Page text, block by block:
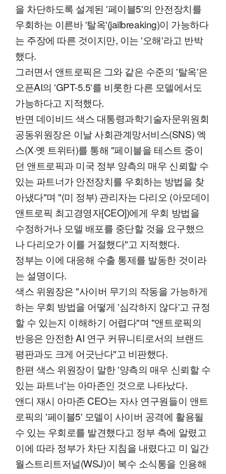
을 차단하도록 설계된 '페이블5'의 안전장치를
우회하는 이른바 '탈옥'(jailbreaking)이 가능하다
는 주장에 따른 것이지만, 이는 '오해'라고 반박
했다.
그러면서 앤트로픽은 그와 같은 수준의 '탈옥'은
오픈AI의 'GPT-5.5'를 비롯한 다른 모델에서도
가능하다고 지적했다.
반면 데이비드 색스 대통령과학기술자문위원회
공동위원장은 이날 사회관계망서비스(SNS) 엑
스(X·옛 트위터)를 통해 "페이블을 테스트 중이
던 앤트로픽과 미국 정부 양측의 매우 신뢰할 수
있는 파트너가 안전장치를 우회하는 방법을 찾
아냈다"며 "(미 정부) 관리자는 다리오 (아모데이
앤트로픽 최고경영자[CEO])에게 우회 방법을
수정하거나 모델 배포를 중단할 것을 요구했으
나 다리오가 이를 거절했다"고 지적했다.
정부는 이에 대응해 수출 통제를 발동한 것이라
는 설명이다.
색스 위원장은 "사이버 무기의 작동을 가능하게
하는 우회 방법을 어떻게 '심각하지 않다'고 규정
할 수 있는지 이해하기 어렵다"며 "앤트로픽의
반응은 안전한 AI 연구 커뮤니티로서의 브랜드
평판과도 크게 어긋난다"고 비판했다.
한편 색스 위원장이 말한 '양측의 매우 신뢰할 수
있는 파트너'는 아마존인 것으로 나타났다.
앤디 재시 아마존 CEO는 자사 연구원들이 앤트
로픽의 '페이블5' 모델이 사이버 공격에 활용될
수 있는 우회로를 발견했다고 정부 측에 알렸고
이에 따라 정부가 차단 지침을 내렸다고 미 일간
월스트리트저널(WSJ)이 복수 소식통을 인용해